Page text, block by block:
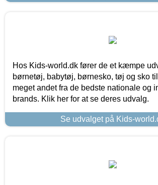
Hos Kids-world.dk fører de et kæmpe
børnetøj, babytøj, børnesko, tøj og sko
meget andet fra de bedste nationale og
brands. Klik her for at se deres udvalg.
Se udvalget på Kids-